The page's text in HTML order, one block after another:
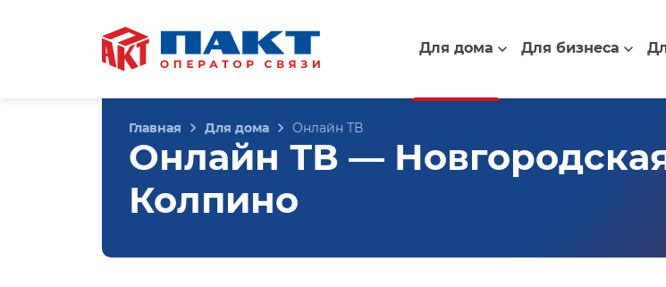
Для дома Для бизнеса
Главная Для дома Онлайн ТВ
Онлайн ТВ —
Колпино